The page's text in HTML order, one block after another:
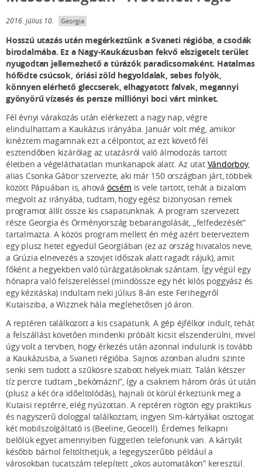
2016. július 10. Georgia
Hosszú utazás után megérkeztünk a Svaneti régióba, a csodák
birodalmába. Ez a Nagy-Kaukázusban fekvő elszigetelt terület
nyugodtan jellemezhető a túrázók paradicsomaként. Hatalmas
hófödte csúcsok, óriási zöld hegyoldalak, sebes folyók,
könnyen elérhető gleccserek, elhagyatott falvak, megannyi
gyönyörű vízesés és persze milliónyi boci várt minket.
Fél évnyi várakozás után elérkezett a nagy nap, végre
elindulhattam a Kaukázus irányába. Január volt még, amikor
kinéztem magamnak ezt a célpontot, az ezt követő fél
esztendőben kizárólag az utazásról való álmodozás tartott
életben a végeláthatatlan munkanapok alatt. Az utat Vándorboy,
alias Csonka Gábor szervezte, aki már 150 országban járt, többek
között Pápuában is, ahová öcsém is vele tartott, tehát a bizalom
megvolt az irányába, tudtam, hogy egész bizonyosan remek
programot állít össze kis csapatunknak. A program szervezett
része Georgia és Örményország bebarangolását, „felfedezését”
tartalmazta. A közös program mellett én még azért beterveztem
egy plusz hetet egyedül Georgiában (ez az ország hivatalos neve,
a Grúzia elnevezés a szovjet időszak alatt ragadt rájuk), amit
főként a hegyekben való túrázgatásoknak szántam. Így végül egy
hónapra való felszereléssel (mindössze egy hét kilós poggyász és
egy kézitáska) indultam neki július 8-án este Ferihegyről
Kutaisziba, a Wizznek hála meglehetősen jó áron.
A reptéren találkozott a kis csapatunk. A gép éjfélkor indult, tehát
a felszállást követően mindenki próbált kicsit elszenderülni, mivel
úgy volt a tervben, hogy érkezés után azonnal indulunk is tovább
a Kaukázusba, a Svaneti régióba. Sajnos azonban aludni szinte
senki sem tudott a szűkösre szabott helyek miatt. Talán kétszer
tíz percre tudtam „bekómázni”, így a csaknem három órás út után
(plusz a két óra időeltolódás), hajnali öt körül érkeztünk meg a
Kutaisi reptérre, elég nyúzottan. A reptéren rögtön egy praktikus
és nagyszerű dologgal találkoztam, ingyen Sim-kártyákat osztogat
két mobilszolgáltató is (Beeline, Geocell). Érdemes felkapni
belőlük egyet amennyiben független telefonunk van. A kártyát
később bárhol feltölthetjük, a legegyszerűbb például a
városokban tucatszám telepített „okos automatákon” keresztül.